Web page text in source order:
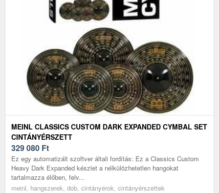
MEINL CLASSICS CUSTOM DARK EXPANDED CYMBAL SET
CINTÁNYÉRSZETT
329 080 Ft
Ez egy automatizált szoftver általi fordítás: Ez a Classics Custom
Heavy Dark Expanded készlet a nélkülözhetetlen hangokat
tartalmazza élőben, felv...
meinl, hangszerek, dob, cintányérok, cintányérszettek